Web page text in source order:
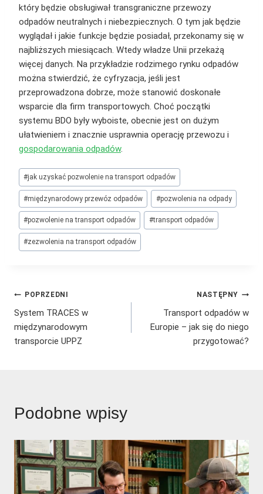
który będzie obsługiwał transgraniczne przewozy
odpadów neutralnych i niebezpiecznych. O tym jak będzie
wyglądał i jakie funkcje będzie posiadał, przekonamy się w
najbliższych miesiącach. Wtedy władze Unii przekażą
więcej danych. Na przykładzie rodzimego rynku odpadów
można stwierdzić, że cyfryzacja, jeśli jest
przeprowadzona dobrze, może stanowić doskonałe
wsparcie dla firm transportowych. Choć początki
systemu BDO były wyboiste, obecnie jest on dużym
ułatwieniem i znacznie usprawnia operację przewozu i
gospodarowania odpadów.
Tagi
wpisu:
#jak uzyskać pozwolenie na transport odpadów
#międzynarodowy przewóz odpadów #pozwolenia na odpady
#pozwolenie na transport odpadów #transport odpadów
#zezwolenia na transport odpadów
Nawigacja
wpisu
POPRZEDNI
System TRACES w
międzynarodowym
transporcie UPPZ
NASTĘPNY
Transport odpadów w
Europie – jak się do niego
przygotować?
Podobne wpisy